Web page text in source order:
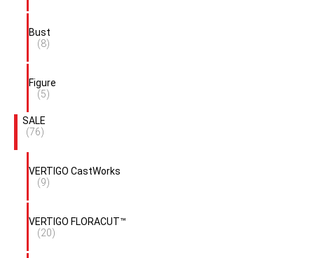
Bust
(8)
Figure
(5)
SALE
(76)
VERTIGO CastWorks
(9)
VERTIGO FLORACUT™
(20)